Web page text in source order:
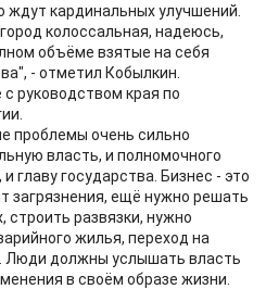
кардинальных улучшений.
колоссальная, надеюсь,
объёме взятые на себя
- отметил Кобылкин.
руководством края по
проблемы очень сильно
власть, и полномочного
главу государства. Бизнес - это
загрязнения, ещё нужно решать
строить развязки, нужно
жилья, переход на
Люди должны услышать власть
в своём образе жизни.